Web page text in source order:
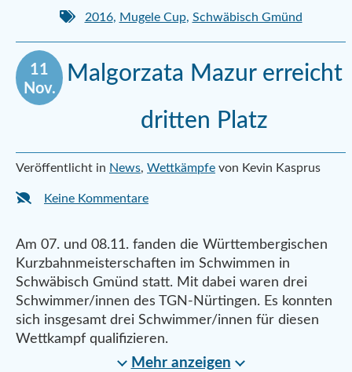
2016, Mugele Cup, Schwäbisch Gmünd
11
Nov.
Malgorzata Mazur erreicht
dritten Platz
Veröffentlicht in News, Wettkämpfe von Kevin Kasprus
Keine Kommentare
Am 07. und 08.11. fanden die Württembergischen
Kurzbahnmeisterschaften im Schwimmen in
Schwäbisch Gmünd statt. Mit dabei waren drei
Schwimmer/innen des TGN-Nürtingen. Es konnten
sich insgesamt drei Schwimmer/innen für diesen
Wettkampf qualifizieren.
Mehr anzeigen